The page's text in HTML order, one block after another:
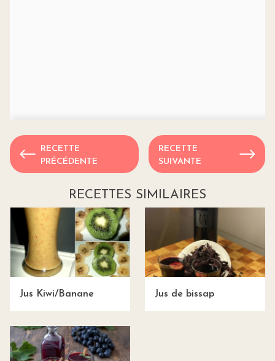
RECETTE
PRÉCÉDENTE
RECETTE
SUIVANTE
RECETTES SIMILAIRES
Jus Kiwi/Banane Jus de bissap